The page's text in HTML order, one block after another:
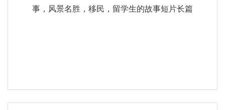
事，风景名胜，移民，留学生的故事短片长篇